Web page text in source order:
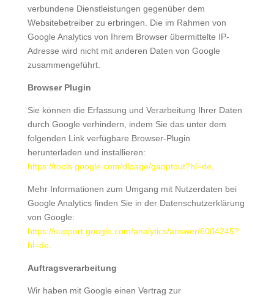
verbundene Dienstleistungen gegenüber dem
Websitebetreiber zu erbringen. Die im Rahmen von
Google Analytics von Ihrem Browser übermittelte IP-
Adresse wird nicht mit anderen Daten von Google
zusammengeführt.
Browser Plugin
Sie können die Erfassung und Verarbeitung Ihrer Daten
durch Google verhindern, indem Sie das unter dem
folgenden Link verfügbare Browser-Plugin
herunterladen und installieren:
https://tools.google.com/dlpage/gaoptout?hl=de.
Mehr Informationen zum Umgang mit Nutzerdaten bei
Google Analytics finden Sie in der Datenschutzerklärung
von Google:
https://support.google.com/analytics/answer/6004245?
hl=de.
Auftragsverarbeitung
Wir haben mit Google einen Vertrag zur